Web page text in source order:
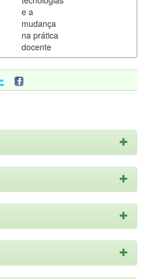
e a
mudança
na prática
docente